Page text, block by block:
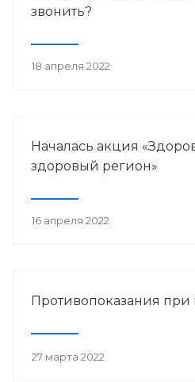
звонить?
18 апреля 2022
Началась акция
здоровый регион»
16 апреля 2022
Противопоказания при
27 марта 2022